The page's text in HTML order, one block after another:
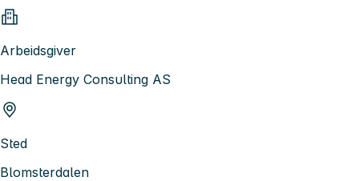
Arbeidsgiver
Head Energy Consulting AS
Sted
Blomsterdalen